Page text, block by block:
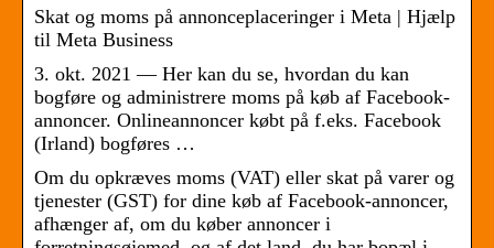
Skat og moms på annonceplaceringer i Meta | Hjælp
til Meta Business
3. okt. 2021 — Her kan du se, hvordan du kan
bogføre og administrere moms på køb af Facebook-
annoncer. Onlineannoncer købt på f.eks. Facebook
(Irland) bogføres …
Om du opkræves moms (VAT) eller skat på varer og
tjenester (GST) for dine køb af Facebook-annoncer,
afhænger af, om du køber annoncer i